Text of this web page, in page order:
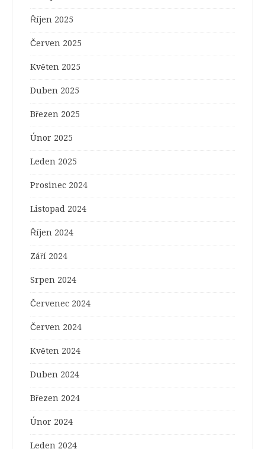
Říjen 2025
Červen 2025
Květen 2025
Duben 2025
Březen 2025
Únor 2025
Leden 2025
Prosinec 2024
Listopad 2024
Říjen 2024
Září 2024
Srpen 2024
Červenec 2024
Červen 2024
Květen 2024
Duben 2024
Březen 2024
Únor 2024
Leden 2024